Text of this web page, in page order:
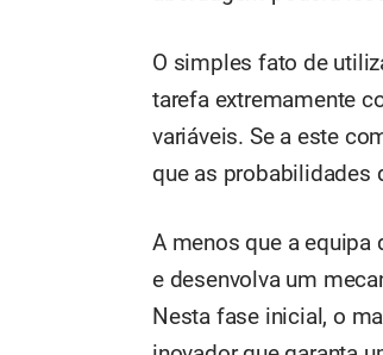
O simples fato de
tarefa extremamente
variáveis. Se a este
que as probabilidades
A menos que a equipa
e desenvolva um
Nesta fase inicial, o